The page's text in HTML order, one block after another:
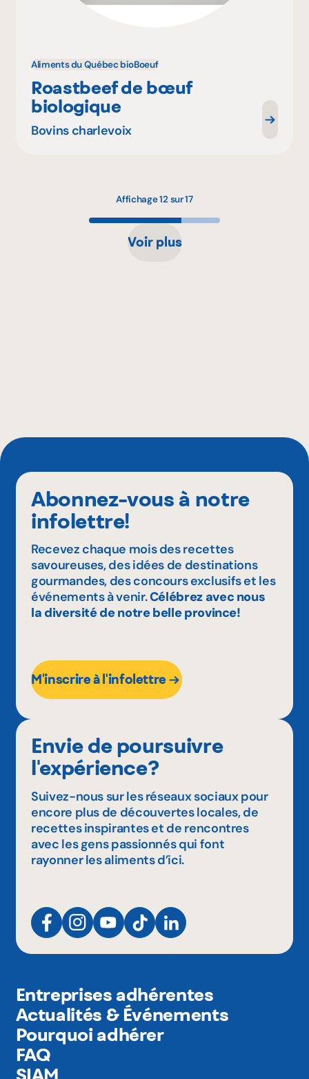
Aliments du Québec bioBoeuf
Roastbeef de bœuf
biologique
Bovins charlevoix
Affichage 12 sur 17
Voir plus
Abonnez-vous à notre
infolettre!
Recevez chaque mois des recettes
savoureuses, des idées de destinations
gourmandes, des concours exclusifs et les
événements à venir.Célébrez avec nous
la diversité de notre belle province!
M'inscrire à l'infolettre
Envie de poursuivre
l'expérience?
Suivez-nous sur les réseaux sociaux pour
encore plus de découvertes locales, de
recettes inspirantes et de rencontres
avec les gens passionnés qui font
rayonner les aliments d’ici.
Entreprises adhérentes
Actualités & Événements
Pourquoi adhérer
FAQ
SIAM